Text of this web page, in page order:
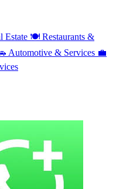
Estate 🍽️ Restaurants &
Automotive & Services 💼